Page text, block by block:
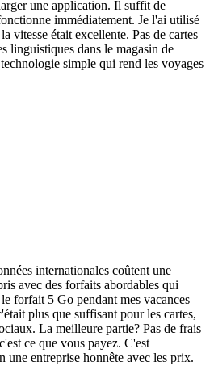
une application. Il suffit de
immédiatement. Je l'ai utilisé
vitesse était excellente. Pas de cartes
linguistiques dans le magasin de
simple qui rend les voyages
internationales coûtent une
avec des forfaits abordables qui
forfait 5 Go pendant mes vacances
plus que suffisant pour les cartes,
La meilleure partie? Pas de frais
ce que vous payez. C'est
une entreprise honnête avec les prix.